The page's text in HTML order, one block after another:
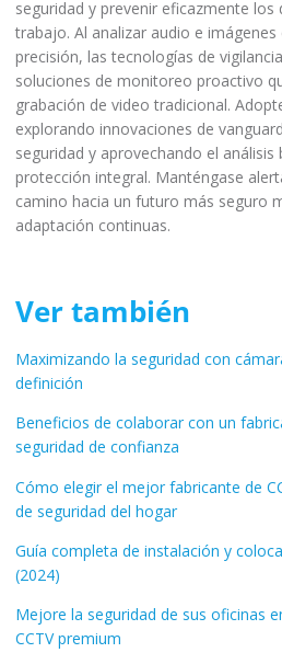
protección integral. Manténgase
camino hacia un futuro más seguro
adaptación continuas.
Ver también
Maximizando la seguridad con
definición
Cómo elegir el mejor fabricante de
Guía completa de instalación y
Mejore la seguridad de sus oficinas